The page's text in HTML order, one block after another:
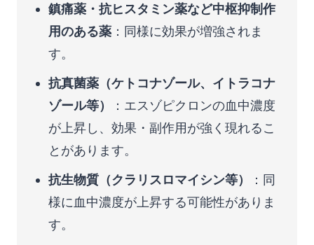
鎮痛薬・抗ヒスタミン薬など中枢抑制作
用のある薬 ：同様に効果が増強されま
す。
抗真菌薬（ケトコナゾール、イトラコナ
ゾール等）
：エスゾピクロンの血中濃度
が上昇し、効果・副作用が強く現れるこ
とがあります。
抗生物質（クラリスロマイシン等）
：同
様に血中濃度が上昇する可能性がありま
す。